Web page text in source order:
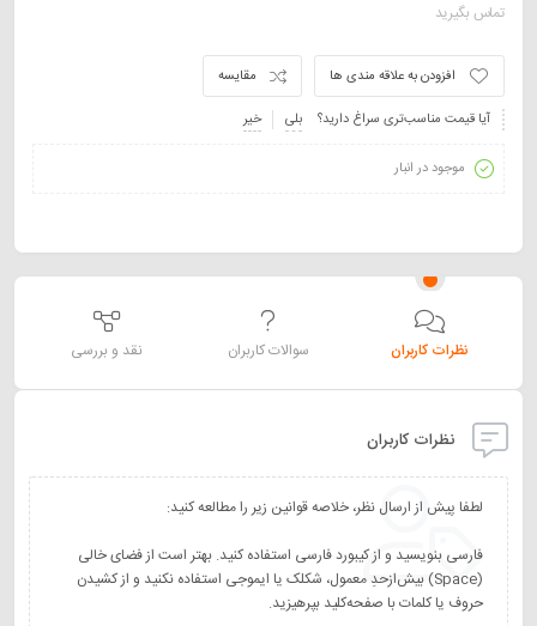
تماس بگیرید
مقایسه
افزودن به علاقه مندی ها
آیا قیمت مناسب‌تری سراغ دارید؟
بلی خیر
موجود در انبار
نظرات کاربران سوالات کاربران نقد و بررسی
نظرات کاربران
فارسی بنویسید و از کیبورد فارسی استفاده کنید. بهتر است از فضای خالی
(Space) بیش‌از‌حدِ معمول، شکلک یا ایموجی استفاده نکنید و از کشیدن